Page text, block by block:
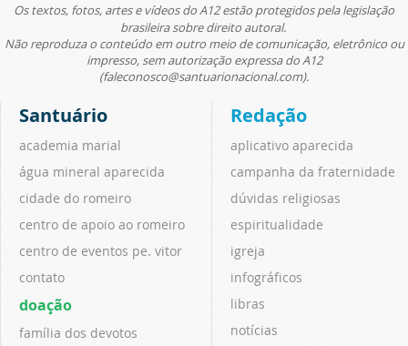
Os textos, fotos, artes e vídeos do A12 estão protegidos pela legislação
brasileira sobre direito autoral.
Não reproduza o conteúdo em outro meio de comunicação, eletrônico ou
impresso, sem autorização expressa do A12
(faleconosco@santuarionacional.com).
Santuário
academia marial
água mineral aparecida
cidade do romeiro
centro de apoio ao romeiro
centro de eventos pe. vitor
contato
doação
família dos devotos
Redação
aplicativo aparecida
campanha da fraternidade
dúvidas religiosas
espiritualidade
igreja
infográficos
libras
notícias